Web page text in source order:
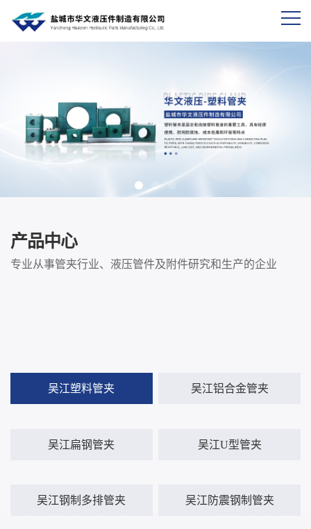
产品中心
专业从事管夹行业、液压管件及附件研究和生产的企业
吴江塑料管夹 吴江铝合金管夹
吴江扁钢管夹 吴江U型管夹
吴江钢制多排管夹 吴江防震钢制管夹